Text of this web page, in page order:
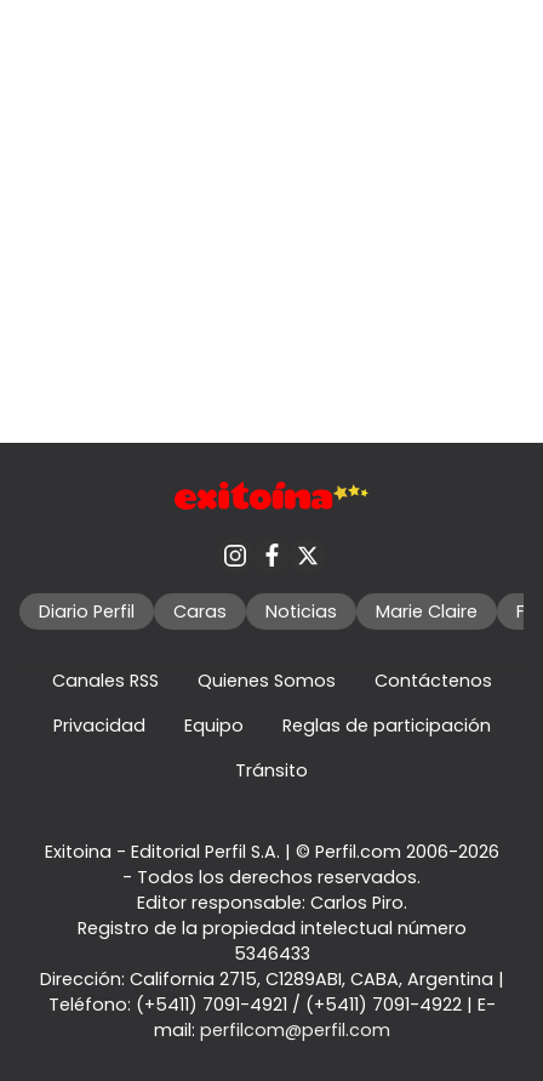
Diario Perfil Caras Noticias Marie Claire
Canales RSS Quienes Somos
Contáctenos
Privacidad
Equipo
Reglas de participación
Tránsito
Exitoina - Editorial Perfil S.A. | © Perfil.com 2006-2026
- Todos los derechos reservados.
Editor responsable: Carlos Piro.
Registro de la propiedad intelectual número
5346433
Dirección: California 2715, C1289ABI, CABA, Argentina |
Teléfono: (+5411) 7091-4921 / (+5411) 7091-4922| E-
mail: perfilcom@perfil.com